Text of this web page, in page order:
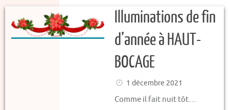
Illuminations de fin
d’année à HAUT-
BOCAGE
1 décembre 2021
Comme il fait nuit tôt…